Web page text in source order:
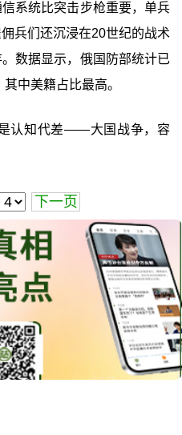
系统比突击步枪重要，单兵
兵们还沉浸在20世纪的战术
数据显示，俄国防部统计已
中美籍占比最高。
认知代差——大国战争，容
下一页